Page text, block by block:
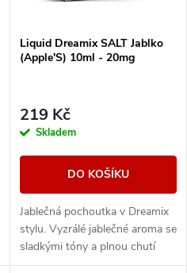
Liquid Dreamix SALT Jablko
(Apple'S) 10ml - 20mg
219 Kč
Skladem
DO KOŠÍKU
Jablečná pochoutka v Dreamix
stylu. Vyzrálé jablečné aroma se
sladkými tóny a plnou chutí
provoní vaši každodenní rutinu.